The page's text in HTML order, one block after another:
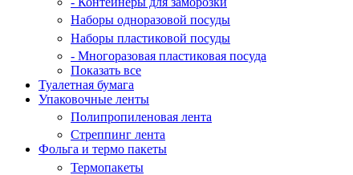
Наборы одноразовой посуды
Наборы пластиковой посуды
- Многоразовая пластиковая посуда
Показать все
Туалетная бумага
Упаковочные ленты
Полипропиленовая лента
Стреппинг лента
Фольга и термо пакеты
Термопакеты